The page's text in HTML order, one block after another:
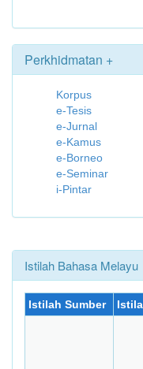
Perkhidmatan +
Korpus
e-Tesis
e-Jurnal
e-Kamus
e-Borneo
e-Seminar
i-Pintar
Istilah Bahasa Melayu
Istilah Sumber